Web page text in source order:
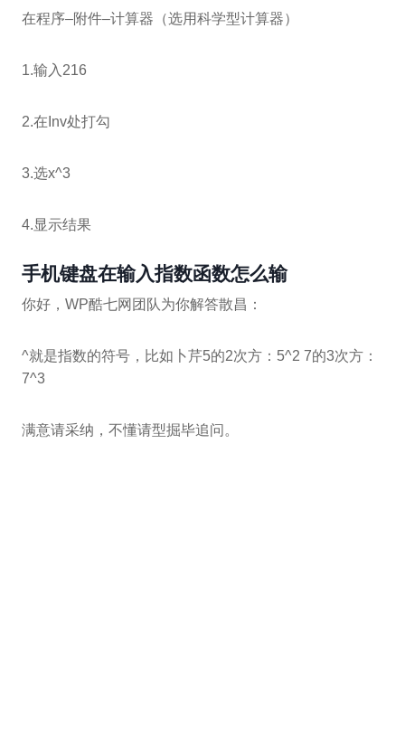
在程序–附件–计算器（选用科学型计算器）
1.输入216
2.在Inv处打勾
3.选x^3
4.显示结果
手机键盘在输入指数函数怎么输
你好，WP酷七网团队为你解答散昌：
^就是指数的符号，比如卜芹5的2次方：5^2 7的3次方：
7^3
满意请采纳，不懂请型掘毕追问。